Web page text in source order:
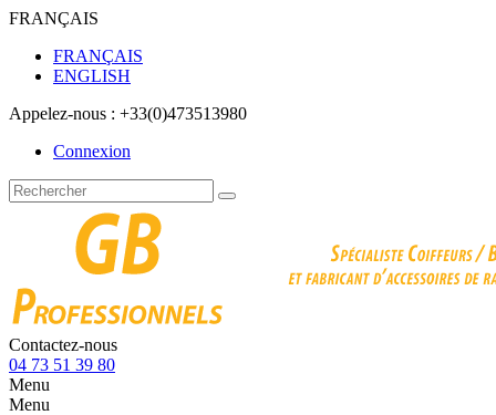
FRANÇAIS
FRANÇAIS
ENGLISH
Appelez-nous : +33(0)473513980
Connexion
Contactez-nous
04 73 51 39 80
Menu
Menu